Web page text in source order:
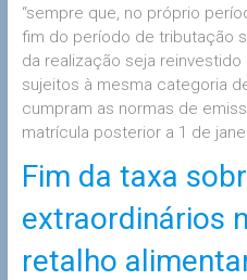
“sempre que, no próprio
fim do período de tributação
da realização seja
sujeitos à mesma categoria
cumpram as normas de
matrícula posterior a 1 de
Fim da taxa
extraordinários
retalho